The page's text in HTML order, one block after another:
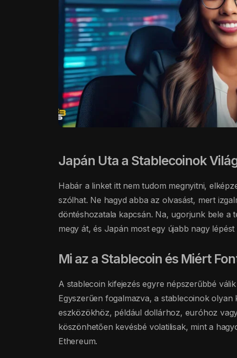
Japán Uta a Stablecoinok
Habár a linket itt nem tudom megnyitni,
szólhat. Ne hagyd abba az olvasást, mert
döntéshozatala kapcsán. Na, ugorjunk bele a
megy át, és Japán most egy újabb nagy
Mi az a Stablecoin és Miért
A stablecoin kifejezés egyre népszerűbbé
Egyszerűen fogalmazva, a stablecoinok
eszközökhöz, például dollárhoz, euróhoz
köszönhetően kevésbé volatilisak, mint a
Ethereum.